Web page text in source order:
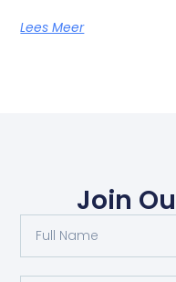
Lees Meer
Join